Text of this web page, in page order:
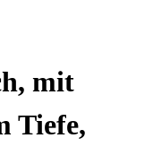
mit
Tiefe,